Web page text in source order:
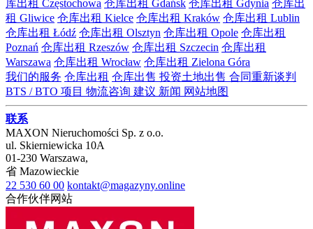
库出租 Częstochowa 仓库出租 Gdańsk 仓库出租 Gdynia 仓库出
租 Gliwice 仓库出租 Kielce 仓库出租 Kraków 仓库出租 Lublin
仓库出租 Łódź 仓库出租 Olsztyn 仓库出租 Opole 仓库出租
Poznań 仓库出租 Rzeszów 仓库出租 Szczecin 仓库出租
Warszawa 仓库出租 Wrocław 仓库出租 Zielona Góra
我们的服务 仓库出租 仓库出售 投资土地出售 合同重新谈判
BTS / BTO 项目 物流咨询 建议 新闻 网站地图
联系
MAXON Nieruchomości Sp. z o.o.
ul. Skierniewicka 10A
01-230 Warszawa,
省 Mazowieckie
22 530 60 00 kontakt@magazyny.online
合作伙伴网站